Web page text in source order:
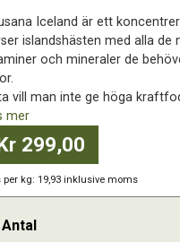
Iceland är ett
islandshästen med alla de
och mineraler de
vill man inte ge höga
mer
299,00
per kg: 19,93 inklusive moms
Antal